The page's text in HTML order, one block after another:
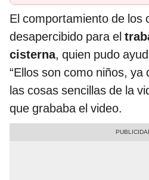
El comportamiento de los
desapercibido para el
cisterna, quien pudo
“Ellos son como niños, ya
las cosas sencillas de la
que grababa el video.